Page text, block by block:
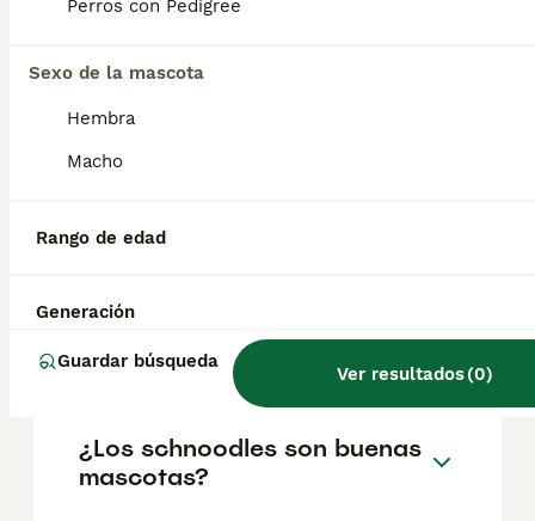
Perros con Pedigree
Sexo de la mascota
Hembra
Macho
Rango de edad
Generación
Guardar búsqueda
Ver resultados(0)
Informarse bien y comparar opciones antes
decisión.
un schnoodle?
¿Qué son los cachorros
schnoodle?
¿Los schnoodles son buenas
mascotas?